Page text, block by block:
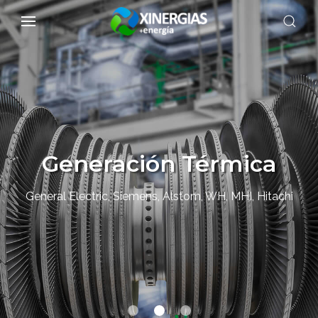
Generación Térmica
General Electric, Siemens, Alstom, WH, MHI, Hitachi